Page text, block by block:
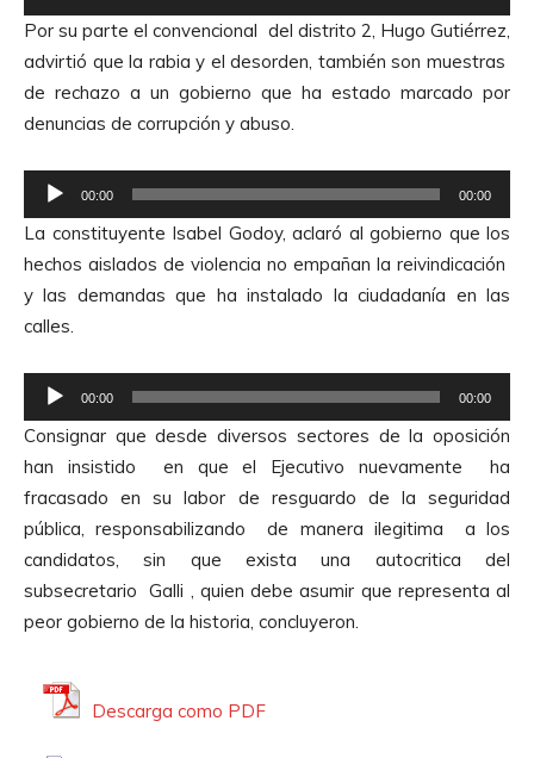
i
o
t
o
r
d
d
i
o
e
p
r
o
d
u
t
o
r
d
d
i
o
Por su parte el convencional del distrito 2, Hugo Gutiérrez,
advirtió que la rabia y el desorden, también son muestras
de rechazo a un gobierno que ha estado marcado por
denuncias de corrupción y abuso.
e
p
r
o
d
u
t
o
r
d
e
A
u
00:00 00:00
La constituyente Isabel Godoy, aclaró al gobierno que los
hechos aislados de violencia no empañan la reivindicación
y las demandas que ha instalado la ciudadanía en las
calles.
e
p
r
o
d
u
c
t
00:00 00:00
Consignar que desde diversos sectores de la oposición
han insistido en que el Ejecutivo nuevamente ha
fracasado en su labor de resguardo de la seguridad
pública, responsabilizando de manera ilegitima a los
candidatos, sin que exista una autocritica del
subsecretario Galli , quien debe asumir que representa al
peor gobierno de la historia, concluyeron.
Descarga como PDF